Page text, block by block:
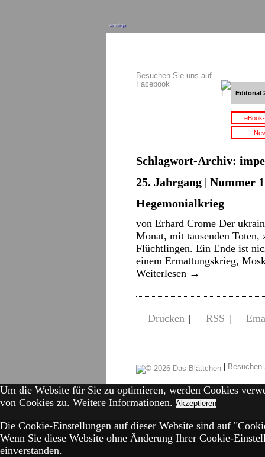
Anzeige
Besuchen Sie uns auf
Facebook
Editorial
Schlagwort-Archiv:
25. Jahrgang | Nummer
Hegemonialkrieg
von Erhard Crome Der
Monat, mit tausenden
Flüchtlingen. Ein Ende ist
einem Ermattungskrieg,
Weiterlesen →
Drucken | RSS |
|
Um die Website für Sie zu optimieren, werden Cookies
von Cookies zu. Weitere Informationen. Akzeptieren
Die Cookie-Einstellungen auf dieser Website sind auf
Wenn Sie diese Website ohne Änderung Ihrer Cookie-
einverstanden.